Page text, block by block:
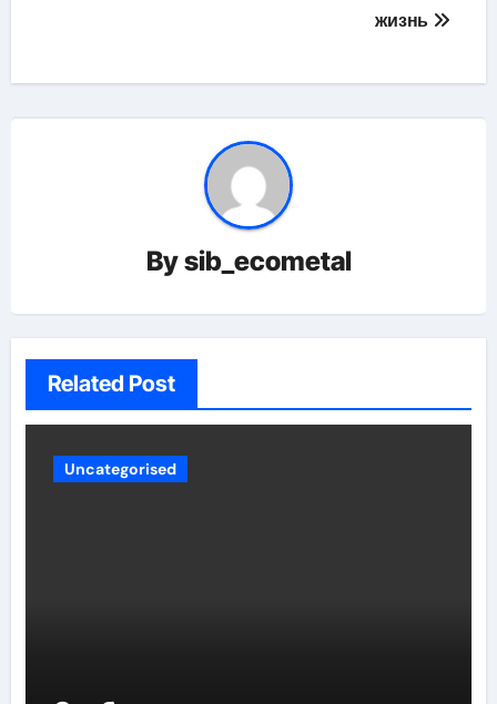
жизнь
Bysib_ecometal
Related Post
Uncategorised